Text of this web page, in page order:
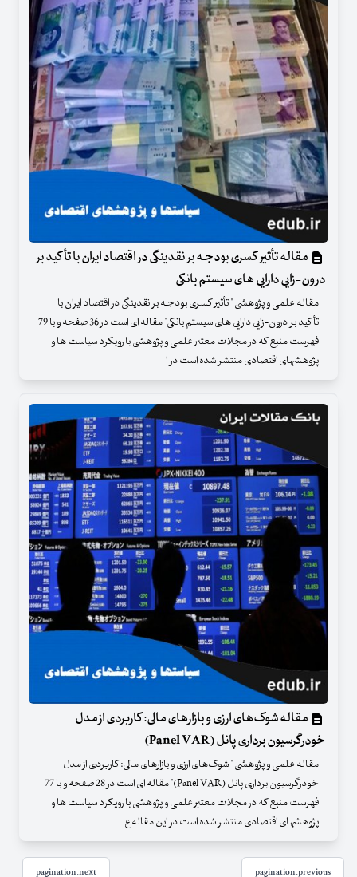
مقاله تأثیر کسری بودجـه بر نقدینگی در اقتصاد ایران با تأکید بر
درون-زایی دارایی‏ های سیستم بانکی
مقاله علمی و پژوهشی " تأثیر کسری بودجـه بر نقدینگی در اقتصاد ایران با
تأکید بر درون-زایی دارایی‏ های سیستم بانکی" مقاله ای است در 36 صفحه و با 79
فهرست منبع که در مجلات معتبر علمی و پژوهشی با رویکرد سیاست ها و
پژوهشهای اقتصادی منتشر شده است در ا
مقاله شوک‌های ارزی و بازارهای مالی: کاربردی از مدل
خودرگرسیون برداری پانل (Panel VAR)
مقاله علمی و پژوهشی " شوک‌های ارزی و بازارهای مالی: کاربردی از مدل
خودرگرسیون برداری پانل (Panel VAR)" مقاله ای است در 28 صفحه و با 77
فهرست منبع که در مجلات معتبر علمی و پژوهشی با رویکرد سیاست ها و
پژوهشهای اقتصادی منتشر شده است در این مقاله ع
pagination.previous
pagination.next